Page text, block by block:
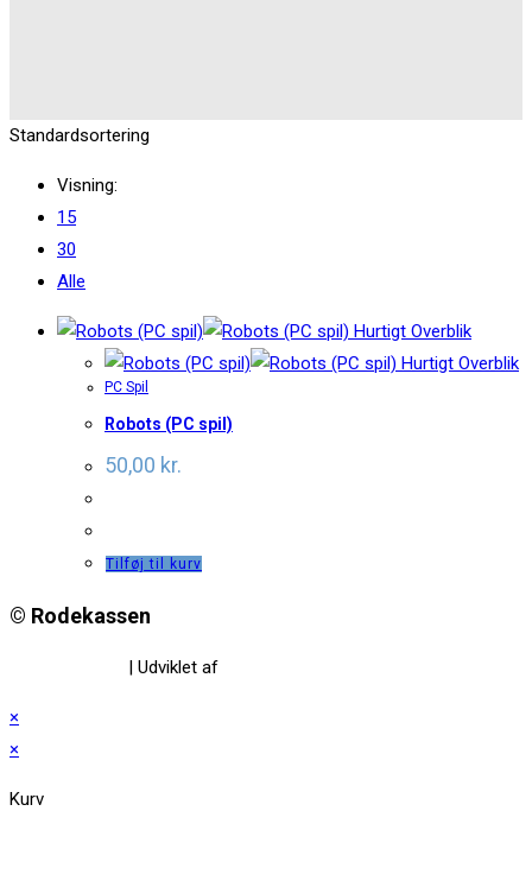
Standardsortering
Visning:
15
30
Alle
Hurtigt Overblik
Hurtigt Overblik
PC Spil
Robots (PC spil)
50,00 kr.
Tilføj til kurv
© Rodekassen
| Udviklet af
×
×
Kurv